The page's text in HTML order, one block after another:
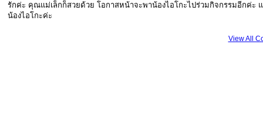
รักค่ะ คุณแม่เล็กก็สวยด้วย โอกาสหน้าจะพาน้องไอโกะไปร่วมกิจกรรมอีกค่ะ
น้องไอโกะค่ะ
View All